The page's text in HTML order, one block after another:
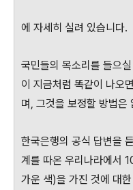
에 자세히 실려 있습니다.
국민들의 목소리를 들으
이 지금처럼 똑같이 나오
며, 그것을 보정할 방법은
한국은행의 공식 답변을
계를 따온 우리나라에서
가운 색)을 가진 것에 대